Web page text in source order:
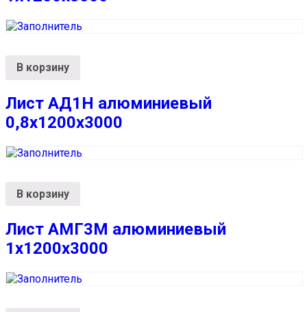
В корзину
Лист АД1Н алюминиевый
0,8х1200х3000
В корзину
Лист АМГ3М алюминиевый
1х1200х3000